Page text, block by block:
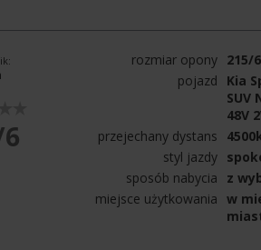
rozmiar opony 215/
pojazd
Kia
SUV
48V
przejechany dystans
styl jazdy
sposób nabycia
z
miejsce użytkowania w